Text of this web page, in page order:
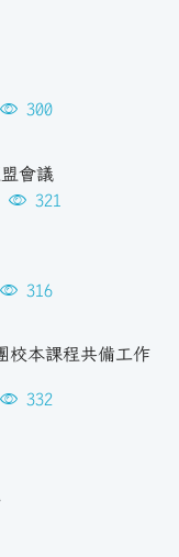
300
會議
321
316
校本課程共備工作
332